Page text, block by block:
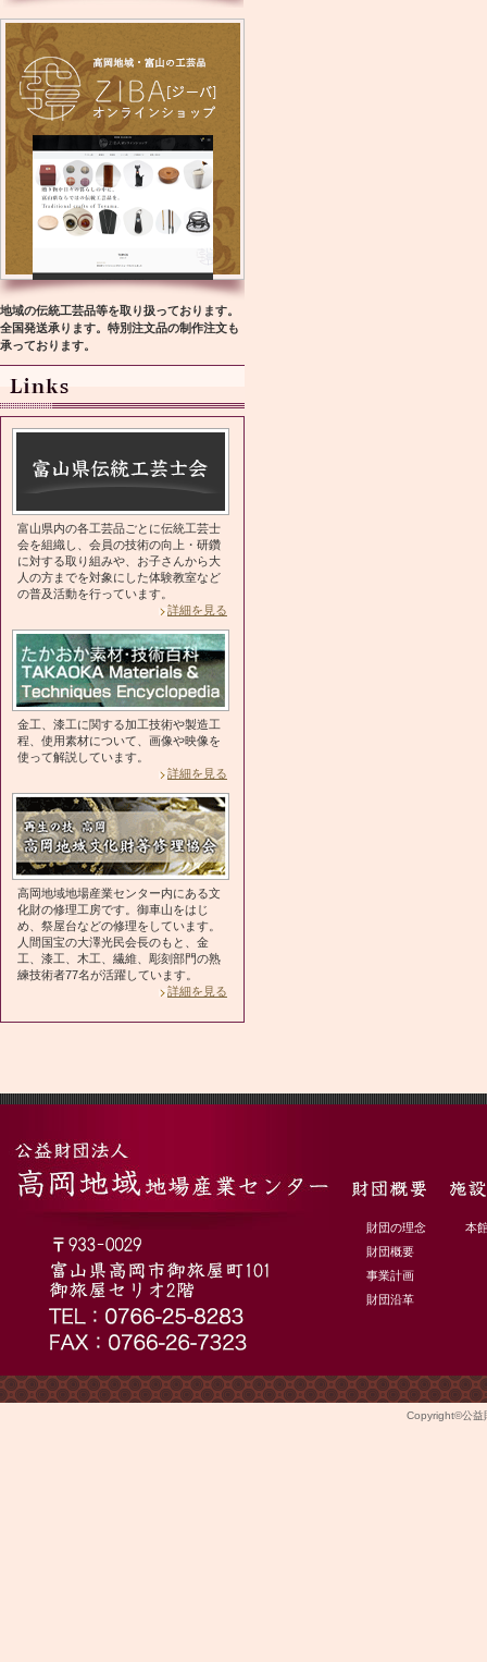
地域の伝統工芸品等を取り扱っております。
全国発送承ります。特別注文品の制作注文も
承っております。
富山県内の各工芸品ごとに伝統工芸士
会を組織し、会員の技術の向上・研鑽
に対する取り組みや、お子さんから大
人の方までを対象にした体験教室など
の普及活動を行っています。
詳細を見る
金工、漆工に関する加工技術や製造工
程、使用素材について、画像や映像を
使って解説しています。
詳細を見る
高岡地域地場産業センター内にある文
化財の修理工房です。御車山をはじ
め、祭屋台などの修理をしています。
人間国宝の大澤光民会長のもと、金
工、漆工、木工、繊維、彫刻部門の熟
練技術者77名が活躍しています。
詳細を見る
財団の理念
財団概要
事業計画
財団沿革
本
Copyright©公益